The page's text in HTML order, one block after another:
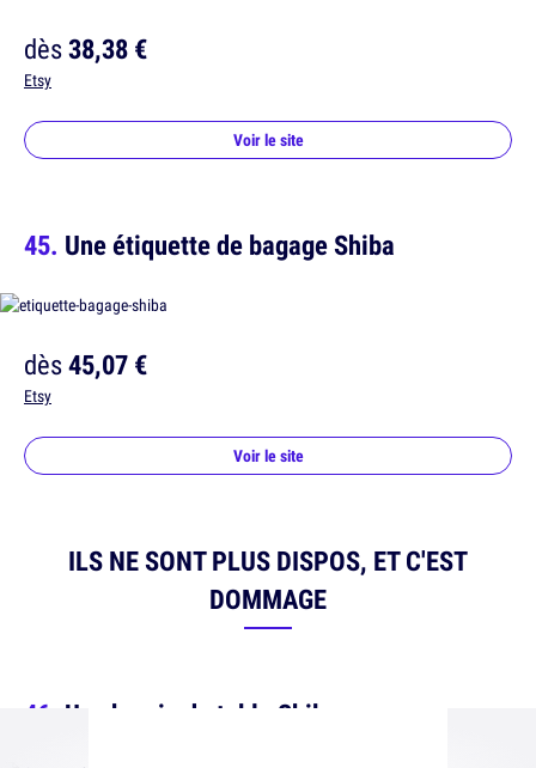
dès38,38 €
Etsy
Voir le site
Une étiquette de bagage Shiba
dès45,07 €
Etsy
Voir le site
ILS NE SONT PLUS DISPOS, ET C'EST
DOMMAGE
Un chemin de table Shiba